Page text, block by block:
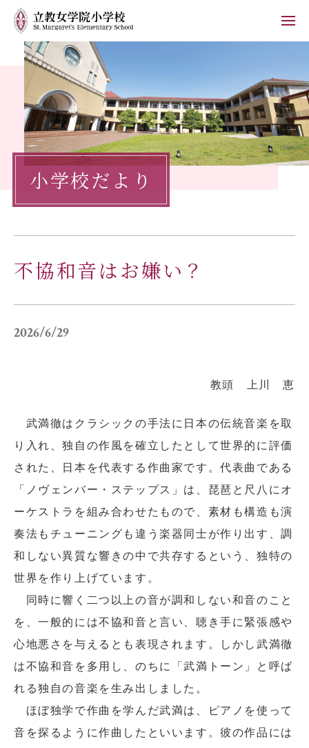
ホーム
学校紹介
小学校の教育
学校生活
小学校だより
個人情報の取り扱いについて
小学校だより
不協和音はお嫌い？
2026/6/29
教頭 上川 恵
武満徹はクラシックの手法に日本の伝統音楽を取
り入れ、独自の作風を確立したとして世界的に評価
された、日本を代表する作曲家です。代表曲である
「ノヴェンバー・ステップス」は、琵琶と尺八にオ
ーケストラを組み合わせたもので、素材も構造も演
奏法もチューニングも違う楽器同士が作り出す、調
和しない異質な響きの中で共存するという、独特の
世界を作り上げています。
同時に響く二つ以上の音が調和しない和音のこと
を、一般的には不協和音と言い、聴き手に緊張感や
心地悪さを与えるとも表現されます。しかし武満徹
は不協和音を多用し、のちに「武満トーン」と呼ば
れる独自の音楽を生み出しました。
ほぼ独学で作曲を学んだ武満は、ピアノを使って
音を探るように作曲したといいます。彼の作品には